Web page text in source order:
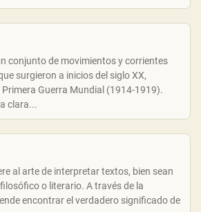
conjunto de movimientos y corrientes
surgieron a inicios del siglo XX,
Guerra Mundial (1914-1919).
clara...
al arte de interpretar textos, bien sean
o literario. A través de la
encontrar el verdadero significado de